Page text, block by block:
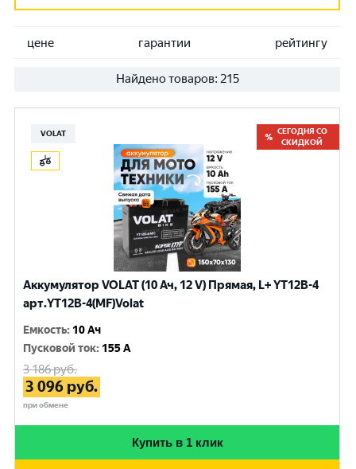
цене гарантии рейтингу
Найдено товаров: 215
VOLAT
СЕГОДНЯ СО
СКИДКОЙ
Аккумулятор VOLAT (10 Ач, 12 V) Прямая, L+ YT12B-4
арт.YT12B-4(MF)Volat
Емкость: 10 Ач
Пусковой ток: 155 A
3 186руб.
3 096 руб.
при обмене
Купить в 1 клик